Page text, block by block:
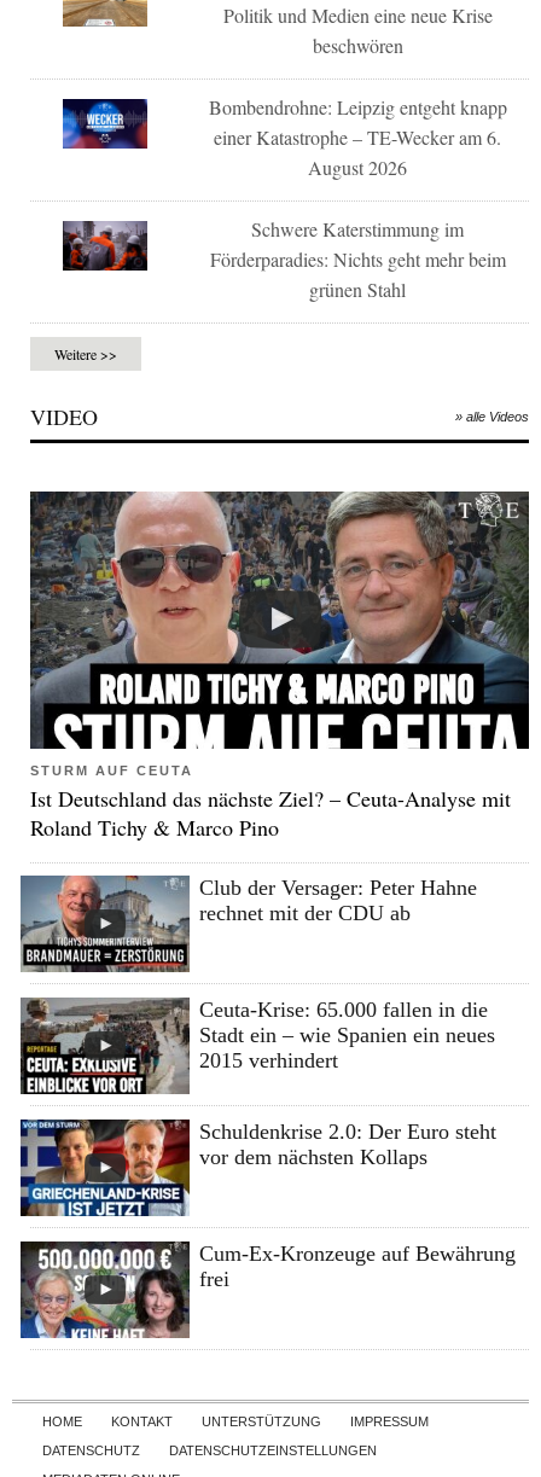
Politik und Medien eine neue Krise
beschwören
Bombendrohne: Leipzig entgeht knapp
einer Katastrophe – TE-Wecker am 6.
August 2026
Schwere Katerstimmung im
Förderparadies: Nichts geht mehr beim
grünen Stahl
Weitere >>
VIDEO » alle Videos
STURM AUF CEUTA
Ist Deutschland das nächste Ziel? – Ceuta-Analyse mit
Roland Tichy & Marco Pino
Club der Versager: Peter Hahne
rechnet mit der CDU ab
Ceuta-Krise: 65.000 fallen in die
Stadt ein – wie Spanien ein neues
2015 verhindert
Schuldenkrise 2.0: Der Euro steht
vor dem nächsten Kollaps
Cum-Ex-Kronzeuge auf Bewährung
frei
Skip to content
HOME KONTAKT UNTERSTÜTZUNG
IMPRESSUM
DATENSCHUTZ
DATENSCHUTZEINSTELLUNGEN